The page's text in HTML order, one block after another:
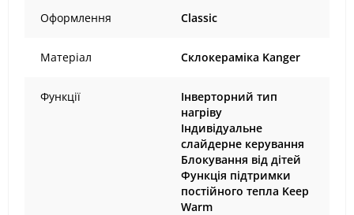
Оформлення Classic
Матеріал Склокераміка Kanger
Функції
Інверторний тип
нагріву
Індивідуальне
слайдерне керування
Блокування від дітей
Функція підтримки
постійного тепла Keep
Warm